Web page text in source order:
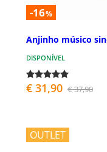
-16%
Anjinho músico
DISPONÍVEL
€ 31,90 € 37,90
OUTLET